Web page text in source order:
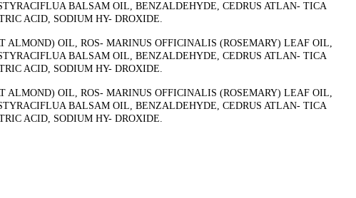
BALSAM OIL, BENZALDEHYDE, CEDRUS ATLAN- TICA
ACID, SODIUM HY- DROXIDE.
ALMOND) OIL, ROS- MARINUS OFFICINALIS (ROSEMARY) LEAF OIL,
BALSAM OIL, BENZALDEHYDE, CEDRUS ATLAN- TICA
ACID, SODIUM HY- DROXIDE.
ALMOND) OIL, ROS- MARINUS OFFICINALIS (ROSEMARY) LEAF OIL,
BALSAM OIL, BENZALDEHYDE, CEDRUS ATLAN- TICA
ACID, SODIUM HY- DROXIDE.